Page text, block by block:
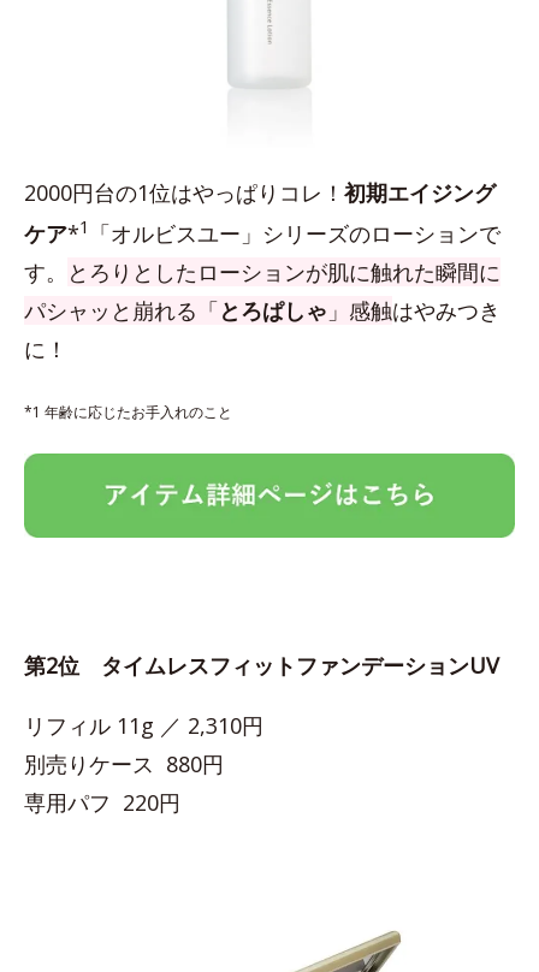
2000円台の1位はやっぱりコレ！ 初期エイジング
ケア*1
「オルビスユー」シリーズのローションで
す。
とろりとしたローションが肌に触れた瞬間に
パシャッと崩れる「とろぱしゃ 」感触はやみつき
に！
*1 年齢に応じたお手入れのこと
第2位 タイムレスフィットファンデーションUV
リフィル 11g ／ 2,310円
別売りケース 880円
専用パフ 220円